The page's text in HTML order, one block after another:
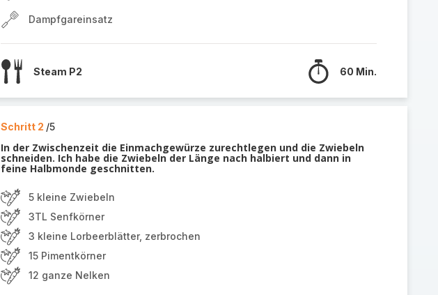
Dampfgareinsatz
Steam P2 60 Min.
Schritt 2 /5
In der Zwischenzeit die Einmachgewürze zurechtlegen und die Zwiebeln
schneiden. Ich habe die Zwiebeln der Länge nach halbiert und dann in
feine Halbmonde geschnitten.
5 kleine Zwiebeln
3TL Senfkörner
3 kleine Lorbeerblätter, zerbrochen
15 Pimentkörner
12 ganze Nelken